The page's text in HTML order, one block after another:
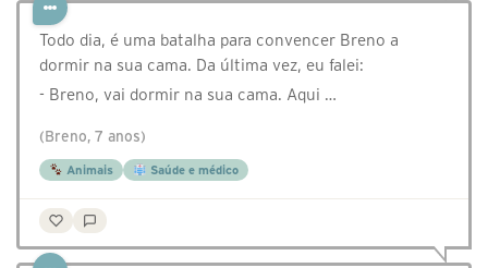
Todo dia, é uma batalha para convencer Breno a
dormir na sua cama. Da última vez, eu falei:
- Breno, vai dormir na sua cama. Aqui …
(Breno, 7 anos)
Animais Saúde e médico